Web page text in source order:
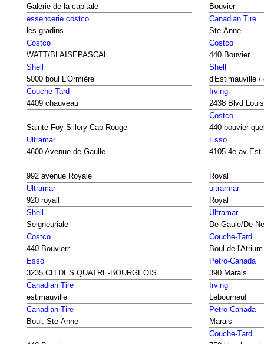
Galerie de la capitale
Bouvier
essencerie costco
les gradins
Canadian Tire
Ste-Anne
Costco
WATT/BLAISEPASCAL
Costco
440 Bouvier
Shell
5000 boul L'Ormière
Shell
d'Estimauville /
Couche-Tard
4409 chauveau
Irving
2438 Blvd
Sainte-Foy-Sillery-Cap-Rouge
Costco
440 bouvier
Ultramar
4600 Avenue de Gaulle
Esso
4105 4e av Est
992 avenue Royale
Royal
Ultramar
920 royall
ultrarmar
Royal
Shell
Seigneuriale
Ultramar
De Gaule/De
Costco
440 Bouvierr
Couche-Tard
Boul de l'Atrium
Esso
3235 CH DES QUATRE-BOURGEOIS
Petro-Canada
390 Marais
Canadian Tire
estimauville
Irving
Lebourneuf
Canadian Tire
Boul. Ste-Anne
Petro-Canada
Marais
Couche-Tard